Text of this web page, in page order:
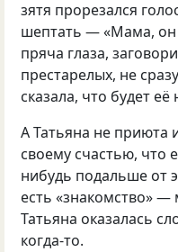
зятя прорезался
шептать — «Мама, он
пряча глаза,
престарелых, не
сказала, что будет
А Татьяна не приюта
своему счастью, что
нибудь подальше от
есть «знакомство» —
Татьяна оказалась
когда-то.